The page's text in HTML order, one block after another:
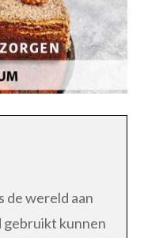
de wereld aan
gebruikt kunnen